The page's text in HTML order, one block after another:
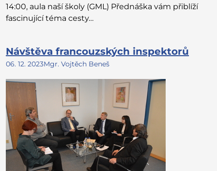
14:00, aula naší školy (GML) Přednáška vám přiblíží
fascinující téma cesty…
Návštěva francouzských inspektorů
06. 12. 2023Mgr. Vojtěch Beneš